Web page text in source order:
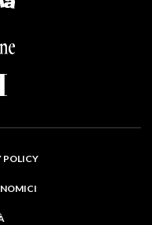
POLICY